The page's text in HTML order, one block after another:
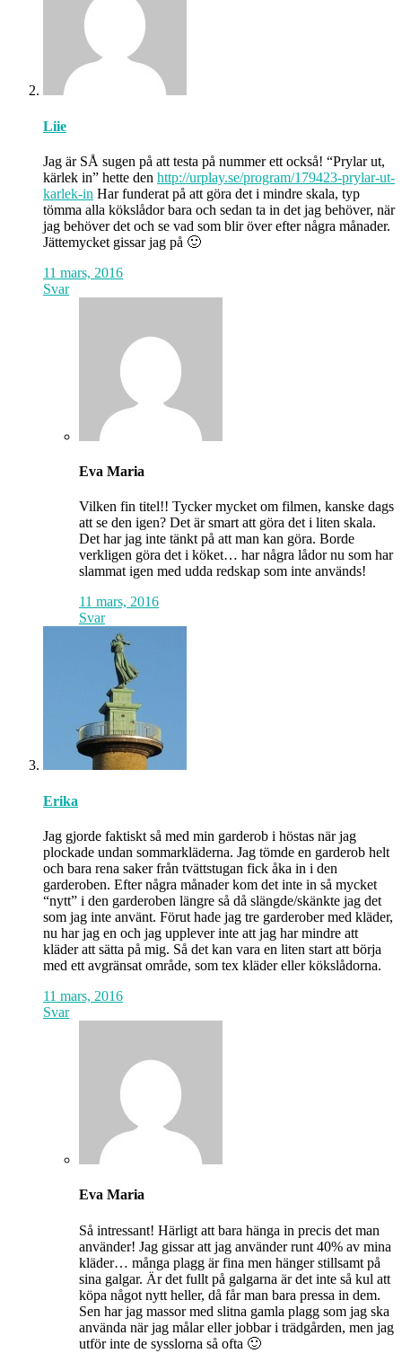
Liie
Jag är SÅ sugen på att testa på nummer ett också! “Prylar ut,
kärlek in” hette den http://urplay.se/program/179423-prylar-ut-
karlek-in Har funderat på att göra det i mindre skala, typ
tömma alla kökslådor bara och sedan ta in det jag behöver, när
jag behöver det och se vad som blir över efter några månader.
Jättemycket gissar jag på 🙂
11 mars, 2016
Svar
Eva Maria
Vilken fin titel!! Tycker mycket om filmen, kanske dags
att se den igen? Det är smart att göra det i liten skala.
Det har jag inte tänkt på att man kan göra. Borde
verkligen göra det i köket… har några lådor nu som har
slammat igen med udda redskap som inte används!
11 mars, 2016
Svar
Erika
Jag gjorde faktiskt så med min garderob i höstas när jag
plockade undan sommarkläderna. Jag tömde en garderob helt
och bara rena saker från tvättstugan fick åka in i den
garderoben. Efter några månader kom det inte in så mycket
“nytt” i den garderoben längre så då slängde/skänkte jag det
som jag inte använt. Förut hade jag tre garderober med kläder,
nu har jag en och jag upplever inte att jag har mindre att
kläder att sätta på mig. Så det kan vara en liten start att börja
med ett avgränsat område, som tex kläder eller kökslådorna.
11 mars, 2016
Svar
Eva Maria
Så intressant! Härligt att bara hänga in precis det man
använder! Jag gissar att jag använder runt 40% av mina
kläder… många plagg är fina men hänger stillsamt på
sina galgar. Är det fullt på galgarna är det inte så kul att
köpa något nytt heller, då får man bara pressa in dem.
Sen har jag massor med slitna gamla plagg som jag ska
använda när jag målar eller jobbar i trädgården, men jag
utför inte de sysslorna så ofta 🙂